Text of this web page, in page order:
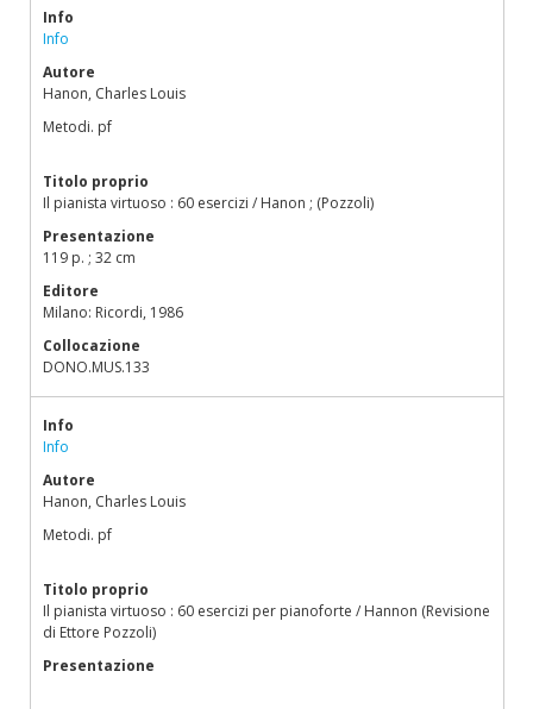
Info
Info
Autore
Hanon, Charles Louis
Metodi. pf
Titolo proprio
Il pianista virtuoso : 60 esercizi / Hanon ; (Pozzoli)
Presentazione
119 p. ; 32 cm
Editore
Milano: Ricordi, 1986
Collocazione
DONO.MUS.133
Info
Info
Autore
Hanon, Charles Louis
Metodi. pf
Titolo proprio
Il pianista virtuoso : 60 esercizi per pianoforte / Hannon (Revisione
di Ettore Pozzoli)
Presentazione